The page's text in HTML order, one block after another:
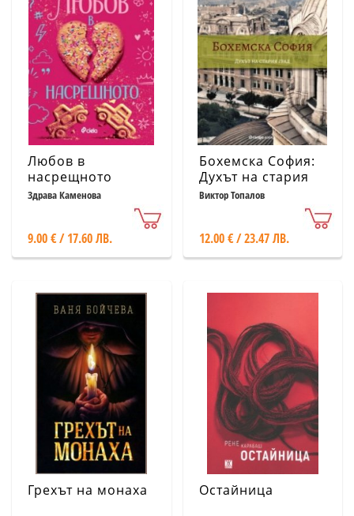
Любов в
насрещното
Здрава Каменова
9.00 € / 17.60 ЛВ.
Бохемска София:
Духът на стария
град
Виктор Топалов
12.00 € / 23.47 ЛВ.
Грехът на монаха Остайница